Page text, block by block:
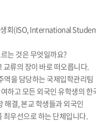
생회(ISO, International
는 것은 무엇일까요?
교류의 장이 바로 떠오릅니다.
역을 담당하는 국제입학관리팀
하고 모든 외국인 유학생의 한
해결, 본교 학생들과 외국인
최우선으로 하는 단체입니다.